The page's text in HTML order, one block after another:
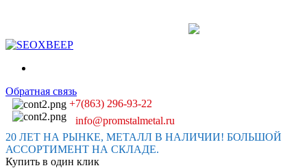
Обратная связь
+7(863) 296-93-22
info@promstalmetal.ru
20 ЛЕТ НА РЫНКЕ, МЕТАЛЛ В НАЛИЧИИ! БОЛЬШОЙ
АССОРТИМЕНТ НА СКЛАДЕ.
Купить в один клик